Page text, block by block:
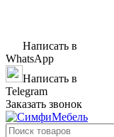
Написать в
WhatsApp
Написать в
Telegram
Заказать звонок